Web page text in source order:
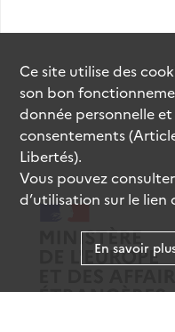
Ce site utilise des
son bon
donnée personnelle
consentements
Libertés).
Vous pouvez
d’utilisation sur le lien
En savoir